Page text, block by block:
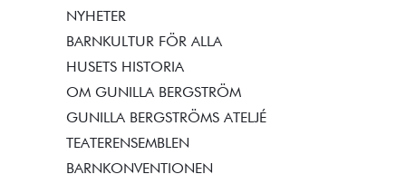
NYHETER
BARNKULTUR FÖR ALLA
HUSETS HISTORIA
OM GUNILLA BERGSTRÖM
GUNILLA BERGSTRÖMS ATELJÉ
TEATERENSEMBLEN
BARNKONVENTIONEN